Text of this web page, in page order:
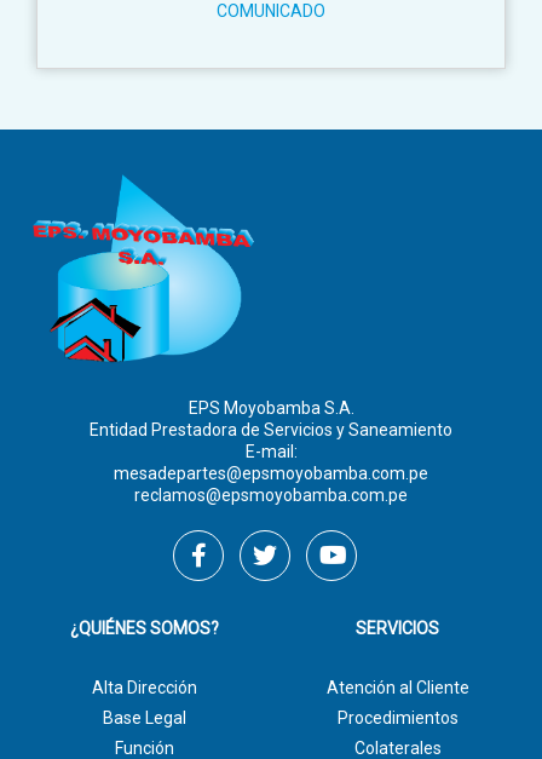
COMUNICADO
EPS Moyobamba S.A.
Entidad Prestadora de Servicios y Saneamiento
E-mail:
mesadepartes@epsmoyobamba.com.pe
reclamos@epsmoyobamba.com.pe
¿QUIÉNES SOMOS?
Alta Dirección
Base Legal
Función
SERVICIOS
Atención al Cliente
Procedimientos
Colaterales